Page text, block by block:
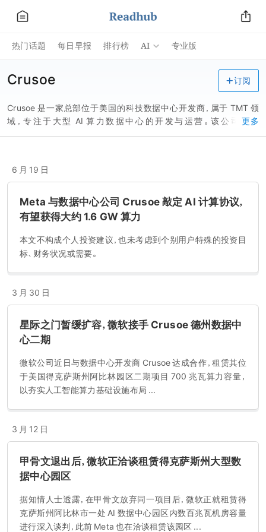
热门话题 每日早报 排行榜 AI 专业版
Crusoe
Crusoe 是一家总部位于美国的科技数据中心开发商，属于 TMT 领
域，专注于大型 AI 算力数据中心的开发与运营。该公司曾为
OpenAI、甲骨文在美国得克萨斯州运营大型数据中心综合体，近日
资，估值超 100 亿美元，此轮融资由 Valor Equity Partners 和
Mubadala Capital 领投，英伟达等机构参投。
更多
订阅
6 月 19 日
Meta 与数据中心公司 Crusoe 敲定 AI 计算协议，
有望获得大约 1.6 GW 算力
本文不构成个人投资建议，也未考虑到个别用户特殊的投资目
标、财务状况或需要。
3 月 30 日
星际之门暂缓扩容，微软接手 Crusoe 德州数据中
心二期
微软公司近日与数据中心开发商 Crusoe 达成合作，租赁其位
于美国得克萨斯州阿比林园区二期项目 700 兆瓦算力容量，
以夯实人工智能算力基础设施布局 ...
3 月 12 日
甲骨文退出后，微软正洽谈租赁得克萨斯州大型数
据中心园区
据知情人士透露，在甲骨文放弃同一项目后，微软正就租赁得
克萨斯州阿比林市一处 AI 数据中心园区内数百兆瓦机房容量
进行深入谈判，此前 Meta 也在洽谈租赁该园区 ...